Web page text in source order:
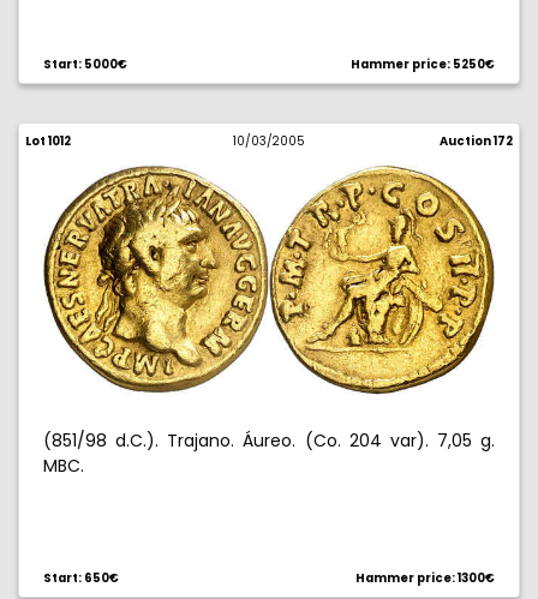
Start: 5000€ Hammer price: 5250€
Lot 1012 10/03/2005 Auction 172
(851/98 d.C.). Trajano. Áureo. (Co. 204 var). 7,05 g.
MBC.
Start: 650€ Hammer price: 1300€